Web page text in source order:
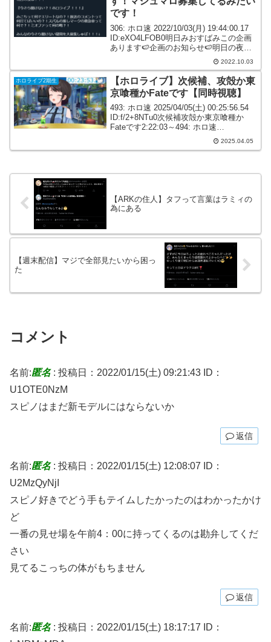
です！
306: ホロ速 2022/10/03(月) 19:44:00.17
ID:eXO4LFOB0明日みおすばみこの企画
あります🍉企画のお知らせ🍉明日の夜
は？！！『今さら聞けない？！ホロライ
ブ ！！！』みこちって何でエリートな
の？！放送のコメン...
2022.10.03
ホロライブ2期生
【ホロライブ】次候補、攻殻か東
京喰種かFateです【同時視聴】
493: ホロ速 2025/04/05(土) 00:25:56.54
ID:f/2+8NTu0次候補攻殻か東京喰種か
Fateです2:22:03～494: ホロ速
2025/04/05(土) 00:25:58.55 ID:Kz4siOkj0
2025.04.05
【ARKの住人】タフって言葉はラミィの
為にある
【週末配信】マジで全部見たいから困っ
た
コメント
名前:匿名: 投稿日：2022/01/15(土) 09:21:43 ID：
U1OTE0NzM
スピノはまだ新モデルにはならないか
返信
名前:匿名: 投稿日：2022/01/15(土) 12:08:07
ID：
U2MzQyNjI
スピノ好きでどう手もテイムしたかったのはわかったかけ
ど
一番の見せ場を午前4：00に持ってくるのは勘弁してくだ
さい
見てるこっちの体がもちません
返信
名前:匿名: 投稿日：2022/01/15(土) 18:17:17
ID：